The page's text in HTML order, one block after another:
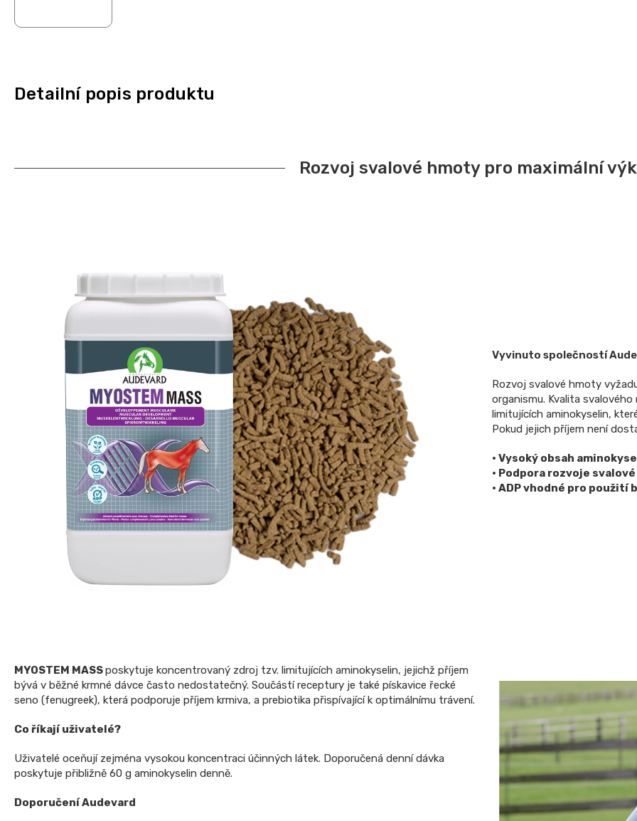
Detailní popis produktu
Rozvoj svalové hmoty pro maximální
Vyvinuto společností
Rozvoj svalové hmoty
organismu. Kvalita
limitujících aminokyselin,
Pokud jejich příjem není
• Vysoký obsah
• Podpora rozvoje
• ADP vhodné pro použití
MYOSTEM MASSposkytuje koncentrovaný zdroj tzv. limitujících aminokyselin, jejichž příjem
bývá v běžné krmné dávce často nedostatečný. Součástí receptury je také pískavice řecké
seno (fenugreek), která podporuje příjem krmiva, a prebiotika přispívající k optimálnímu trávení.
Co říkají uživatelé?
Uživatelé oceňují zejména vysokou koncentraci účinných látek. Doporučená denní dávka
poskytuje přibližně 60 g aminokyselin denně.
Doporučení Audevard